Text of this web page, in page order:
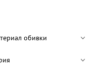
обивки